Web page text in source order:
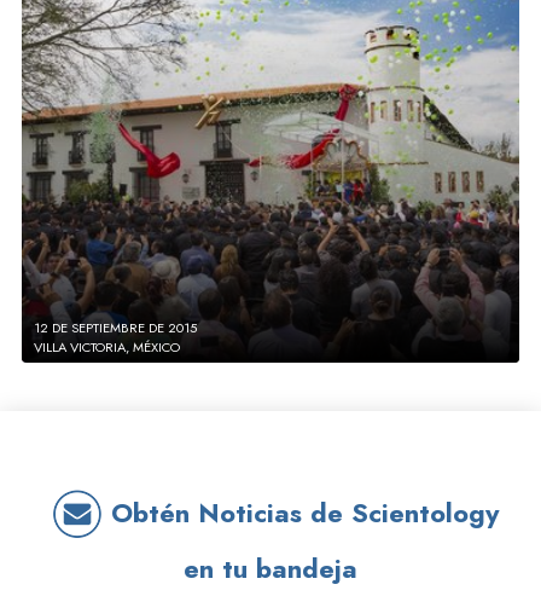
12 DE SEPTIEMBRE DE 2015
VILLA VICTORIA, MÉXICO
Obtén Noticias de Scientology
en tu bandeja